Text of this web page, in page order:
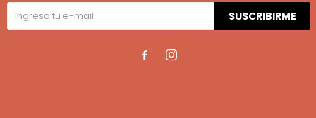
SUSCRIBIRME
 